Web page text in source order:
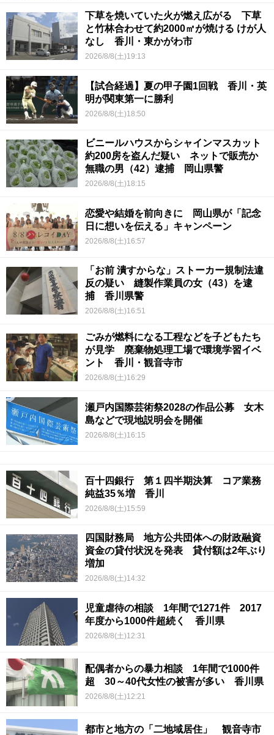
下草を焼いていた火が燃え広がる 下草
と竹林合わせて約2000㎡が焼ける けが人
なし 香川・東かがわ市
2026/8/8(土)19:13
【試合経過】夏の甲子園1回戦 香川・英
明が関東第一に勝利
2026/8/8(土)18:50
ビニールハウスからシャインマスカット
約200房を盗んだ疑い ネットで販売か
無職の男（42）逮捕 岡山県警
2026/8/8(土)18:15
恋愛や結婚を前向きに 岡山県が「記念
日に想いを伝える」キャンペーン
2026/8/8(土)16:57
「お前 潰すからな」ストーカー規制法違
反の疑い 縫製作業員の女（43）を逮
捕 香川県警
2026/8/8(土)16:51
ごみが燃料になる工程などを子どもたち
が見学 廃棄物処理工場で環境学習イベ
ント 香川・観音寺市
2026/8/8(土)16:29
瀬戸内国際芸術祭2028の作品公募 女木
島などで現地説明会を開催
2026/8/8(土)16:15
百十四銀行 第１四半期決算 コア業務
純益35％増 香川
2026/8/8(土)15:59
四国財務局 地方公共団体への財政融資
資金の貸付状況を発表 貸付額は2年ぶり
増加
2026/8/8(土)14:32
児童虐待の相談 1年間で1271件 2017
年度から1000件超続く 香川県
2026/8/8(土)12:31
配偶者からの暴力相談 1年間で1000件
超 30～40代女性の被害が多い 香川県
2026/8/8(土)12:21
都市と地方の「二地域居住」 観音寺市